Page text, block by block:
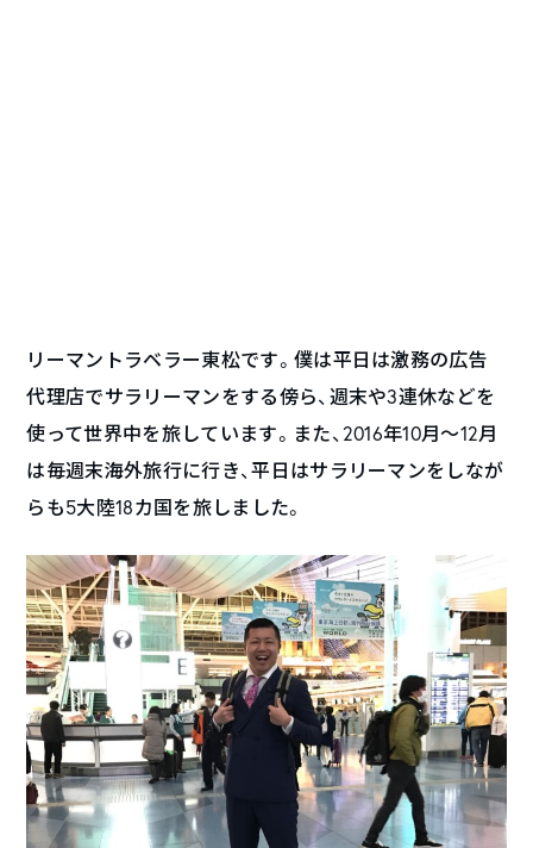
リーマントラベラー東松です。僕は平日は激務の広告
代理店でサラリーマンをする傍ら、週末や3連休などを
使って世界中を旅しています。また、2016年10月～12月
は毎週末海外旅行に行き、平日はサラリーマンをしなが
らも5大陸18カ国を旅しました。